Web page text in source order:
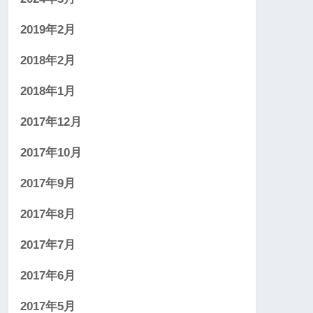
2019年2月
2018年2月
2018年1月
2017年12月
2017年10月
2017年9月
2017年8月
2017年7月
2017年6月
2017年5月